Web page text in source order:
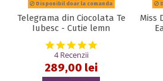
Disponibil doar la comanda
Telegrama din Ciocolata Te
Iubesc - Cutie lemn
5.0 star rating
4 Recenzii
289,00 lei
Miss